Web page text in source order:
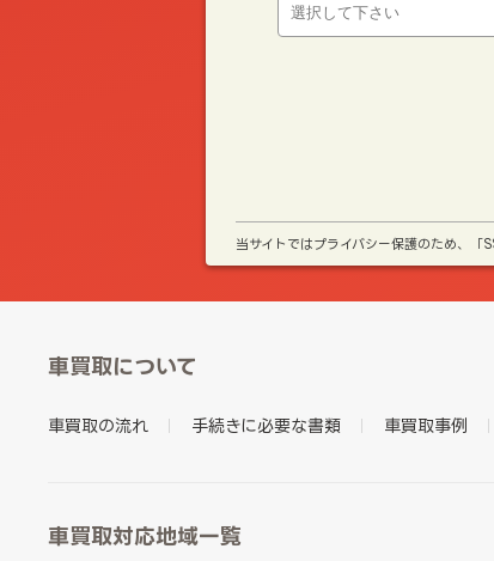
当サイトではプライバシー保護のため、「
車買取について
車買取の流れ 手続きに必要な書類 車買取事例
車買取対応地域一覧